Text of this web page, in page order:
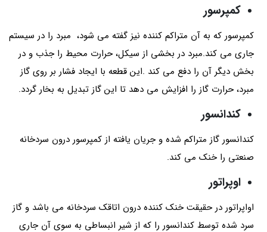
کمپرسور
کمپرسور که به آن متراکم کننده نیز گفته می شود، مبرد را در سیستم
جاری می کند.مبرد در بخشی از سیکل، حرارت محیط را جذب و در
بخش دیگر آن را دفع می کند .این قطعه با ایجاد فشار بر روی گاز
مبرد، حرارت گاز را افزایش می دهد تا این گاز تبدیل به بخار گردد.
کندانسور
کندانسور گاز متراکم شده و جریان یافته از کمپرسور درون سردخانه
صنعتی را خنک می کند.
اوپراتور
اواپراتور در حقیقت خنک کننده درون اتاقک سردخانه می باشد و گاز
سرد شده توسط کندانسور را که از شیر انبساطی به سوی آن جاری